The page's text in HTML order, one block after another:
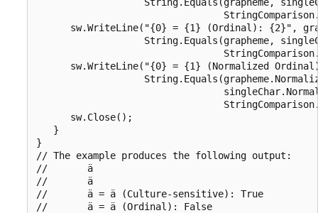
sw.WriteLine("{0} = {1} (Ordinal): {2}",
String.Equals(grapheme,
sw.WriteLine("{0} = {1} (Normalized
      sw.Close();
   }
}
// The example produces the following output:
//       ä
//       ä
//       ä = ä (Culture-sensitive): True
//       ä = ä (Ordinal): False